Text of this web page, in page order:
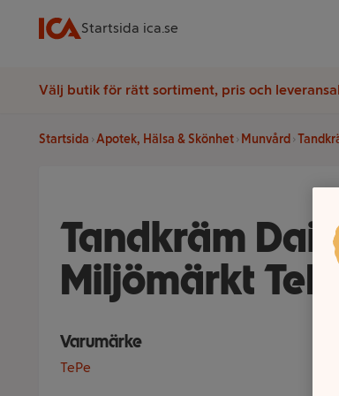
Startsida ica.se
Välj butik för rätt sortiment, pris och
Startsida Apotek, Hälsa & Skönhet Munvård
Tandkräm Daily
Miljömärkt
Varumärke
TePe